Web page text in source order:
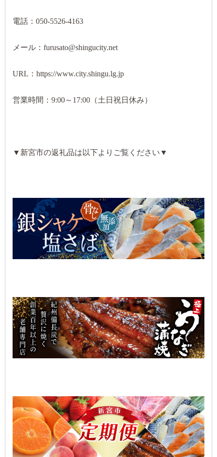
電話：050-5526-4163
メール：furusato@shingucity.net
URL：https://www.city.shingu.lg.jp
営業時間：9:00～17:00（土日祝日休み）
▼新宮市の返礼品は以下よりご覧ください▼